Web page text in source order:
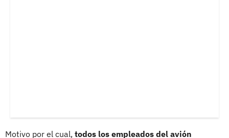
Motivo por el cual, todos los empleados del avión